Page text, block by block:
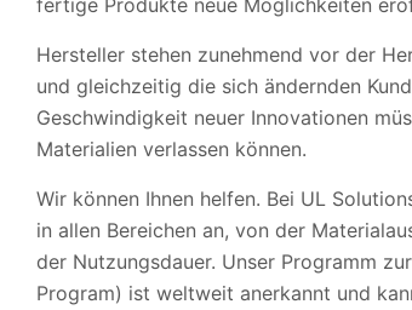
Hersteller stehen zunehmend vor der
und gleichzeitig die sich ändernden
Geschwindigkeit neuer Innovationen
Materialien verlassen können.
Wir können Ihnen helfen. Bei UL
in allen Bereichen an, von der
der Nutzungsdauer. Unser Programm
Program) ist weltweit anerkannt und